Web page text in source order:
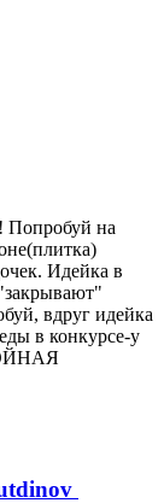
Попробуй на
Идейка в
вдруг идейка
в конкурсе-у